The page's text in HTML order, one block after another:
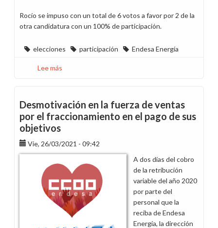
Rocío se impuso con un total de 6 votos a favor por 2 de la
otra candidatura con un 100% de participación.
elecciones participación Endesa Energía
Lee más
elecciones
sindicales
Endesa
Energía
en
Cataluña
Desmotivación en la fuerza de ventas
por el fraccionamiento en el pago de sus
objetivos
Vie, 26/03/2021 - 09:42
A dos días del cobro
de la retribución
variable del año 2020
por parte del
personal que la
reciba de Endesa
Energía, la dirección